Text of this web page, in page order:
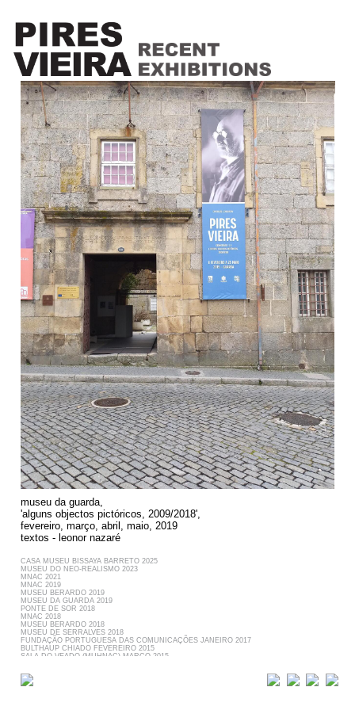
CASA MUSEU BISSAYA BARRETO 2025
MUSEU DO NEO-REALISMO 2023
MNAC 2021
MNAC 2019
MUSEU BERARDO 2019
MUSEU DA GUARDA 2019
PONTE DE SOR 2018
MNAC 2018
MUSEU BERARDO 2018
MUSEU DE SERRALVES 2018
FUNDAÇÃO PORTUGUESA DAS COMUNICAÇÕES JANEIRO 2017
BULTHAUP CHIADO FEVEREIRO 2015
SALA DO VEADO (MUHNAC) MARÇO 2015
SALA DO VEADO (MUHNAC) 2013
APPLETON SQUARE 2009
museu da guarda,
'alguns objectos pictóricos, 2009/2018',
fevereiro, março, abril, maio, 2019
textos - leonor nazaré
Data Processing.